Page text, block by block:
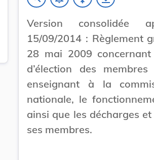
Version consolidée
15/09/2014 : Règlement
28 mai 2009
d’élection des
enseignant à la
nationale, le
ainsi que les décharges
ses membres.